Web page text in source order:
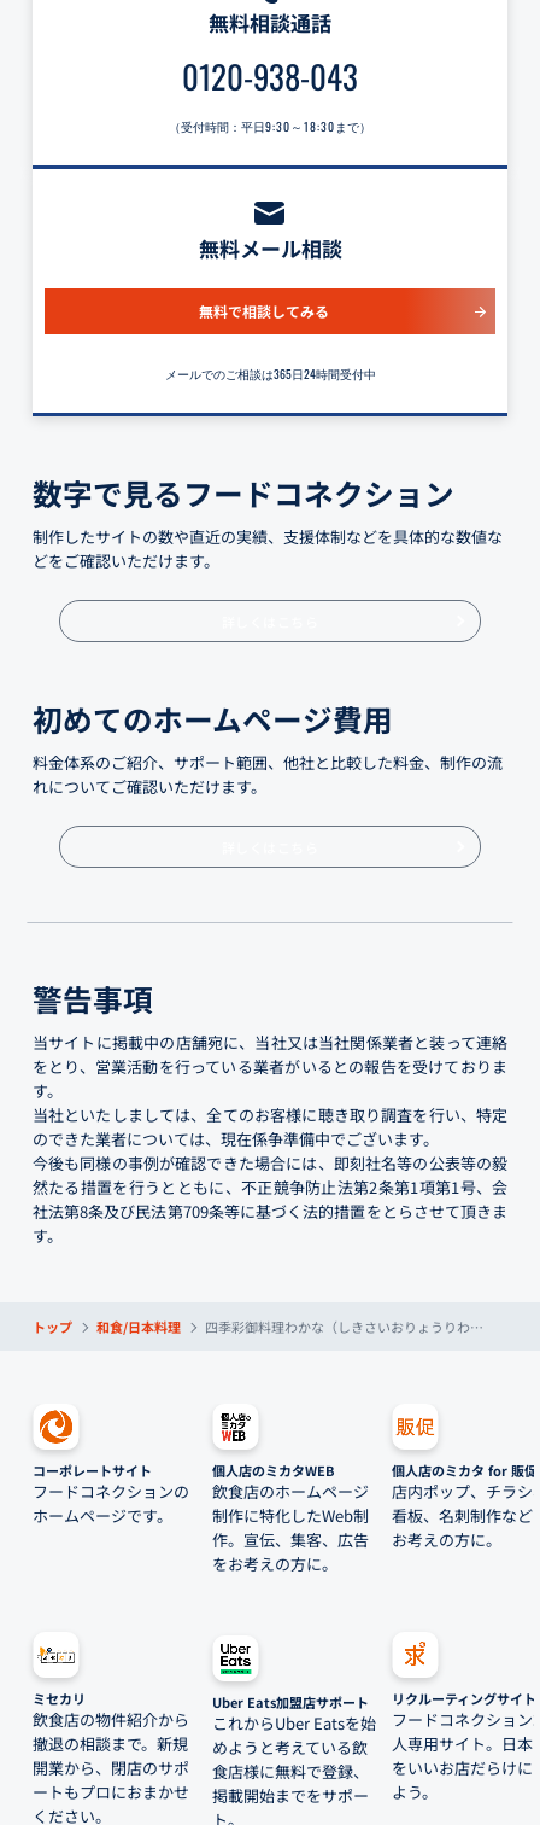
無料相談通話
0120-938-043
（受付時間：平日9:30～18:30 まで）
無料メール相談
無料で相談してみる
メールでのご相談は365日24時間受付中
数字で見るフードコネクション
制作したサイトの数や直近の実績、支援体制などを具体的な数値な
どをご確認いただけます。
初めてのホームページ費用
料金体系のご紹介、サポート範囲、他社と比較した料金、制作の流
れについてご確認いただけます。
警告事項
当サイトに掲載中の店舗宛に、当社又は当社関係業者と装って連絡
をとり、営業活動を行っている業者がいるとの報告を受けておりま
す。
当社といたしましては、全てのお客様に聴き取り調査を行い、特定
のできた業者については、現在係争準備中でございます。
今後も同様の事例が確認できた場合には、即刻社名等の公表等の毅
然たる措置を行うとともに、不正競争防止法第2条第1項第1号、会
社法第8条及び民法第709条等に基づく法的措置をとらさせて頂きま
す。
トップ 和食/日本料理 四季彩御料理わかな（しきさいおりょうりわかな）
コーポレートサイト
フードコネクションの
ホームページです。
ミセカリ
飲食店の物件紹介から
撤退の相談まで。新規
開業から、閉店のサポ
ートもプロにおまかせ
ください。
個人店のミカタWEB
飲食店のホームページ
制作に特化したWeb制
作。宣伝、集客、広告
をお考えの方に。
Uber Eats加盟店サポート
これからUber Eatsを始
めようと考えている飲
食店様に無料で登録、
掲載開始までをサポー
ト。
個人店のミカタ for 販促
店内ポップ、チラシ
看板、名刺制作など
お考えの方に。
リクルーティングサイト
フードコネクション
人専用サイト。日本
をいいお店だらけに
よう。